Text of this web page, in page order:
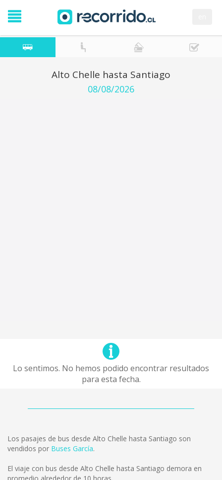
Alto Chelle hasta Santiago
08/08/2026
Lo sentimos. No hemos podido encontrar resultados
para esta fecha.
Los pasajes de bus desde Alto Chelle hasta Santiago son
vendidos por Buses García.
El viaje con bus desde Alto Chelle hasta Santiago demora en